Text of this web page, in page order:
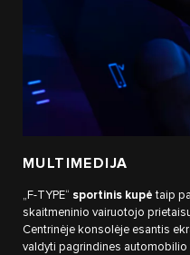
MULTIMEDIJA
„F-TYPE“ sportinis kupėtaip
skaitmeninio vairuotojo
Centrinėje konsolėje esantis
valdyti pagrindines